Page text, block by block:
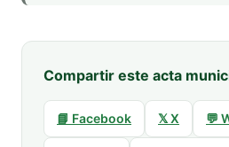
Compartir este acta
📘 Facebook 𝕏 X 💬